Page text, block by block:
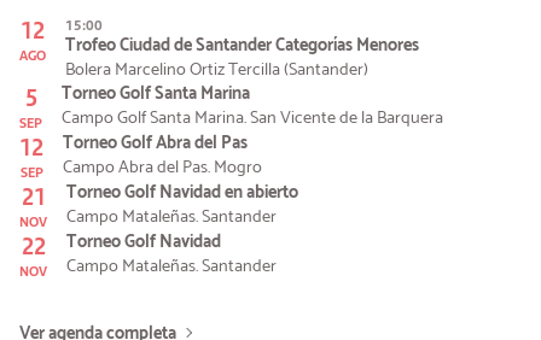
12
AGO
15:00
Trofeo Ciudad de Santander Categorías Menores
Bolera Marcelino Ortiz Tercilla (Santander)
5
SEP
Torneo Golf Santa Marina
Campo Golf Santa Marina. San Vicente de la Barquera
12
SEP
Torneo Golf Abra del Pas
Campo Abra del Pas. Mogro
21
NOV
Torneo Golf Navidad en abierto
Campo Mataleñas. Santander
22
NOV
Torneo Golf Navidad
Campo Mataleñas. Santander
Ver agenda completa